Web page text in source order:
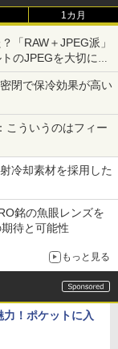
1カ月
「RAW＋JPEG派」
のJPEGを大切にす
閉で保冷効果が高い
こういうのはフィー
冷却素材を採用した
銘の魚眼レンズを
期待と可能性
もっと見る
！ポケットに入